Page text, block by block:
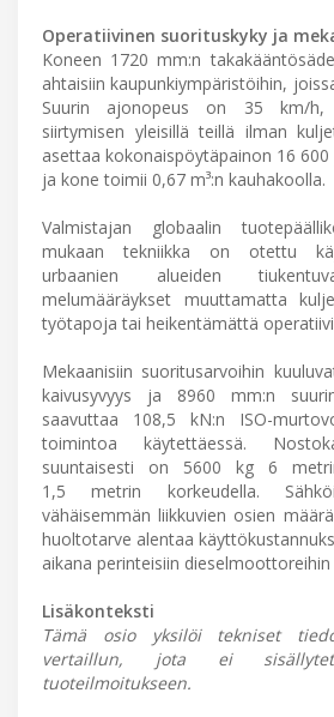
Operatiivinen suorituskyky ja
Koneen 1720 mm:n
ahtaisiin kaupunkiympäristöihin,
Suurin ajonopeus on 35 km/h,
siirtymisen yleisillä teillä ilman
asettaa kokonaispöytäpainon 16 600
ja kone toimii 0,67 m³:n kauhakoolla.
Valmistajan globaalin
mukaan tekniikka on otettu
urbaanien alueiden
melumääräykset muuttamatta
työtapoja tai heikentämättä
Mekaanisiin suoritusarvoihin
kaivusyvyys ja 8960 mm:n
saavuttaa 108,5 kN:n ISO-
toimintoa käytettäessä.
suuntaisesti on 5600 kg 6
1,5 metrin korkeudella.
vähäisemmän liikkuvien osien
huoltotarve alentaa
aikana perinteisiin
Lisäkonteksti
Tämä osio yksilöi tekniset
vertaillun, jota ei
tuoteilmoitukseen.